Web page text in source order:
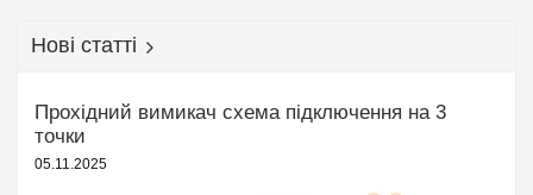
Ступінь захисту IP
Ширина, мм
Дана мініатюрна лінійка розподільних корпусів має
Прихований внутрішній монтаж:Щити призначені для
встановлення в стінову нішу. Таке рішення повністю приховує
технічну основу боксу, залишаючи на поверхні лише
Нові статті
Прохідний вимикач схема підключення на 3
точки
05.11.2025